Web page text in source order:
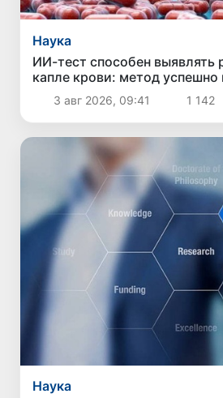
Наука
ИИ-тест способен выявлять
капле крови: метод успешно
двух континентах
3 авг 2026, 09:41 1 142
Наука